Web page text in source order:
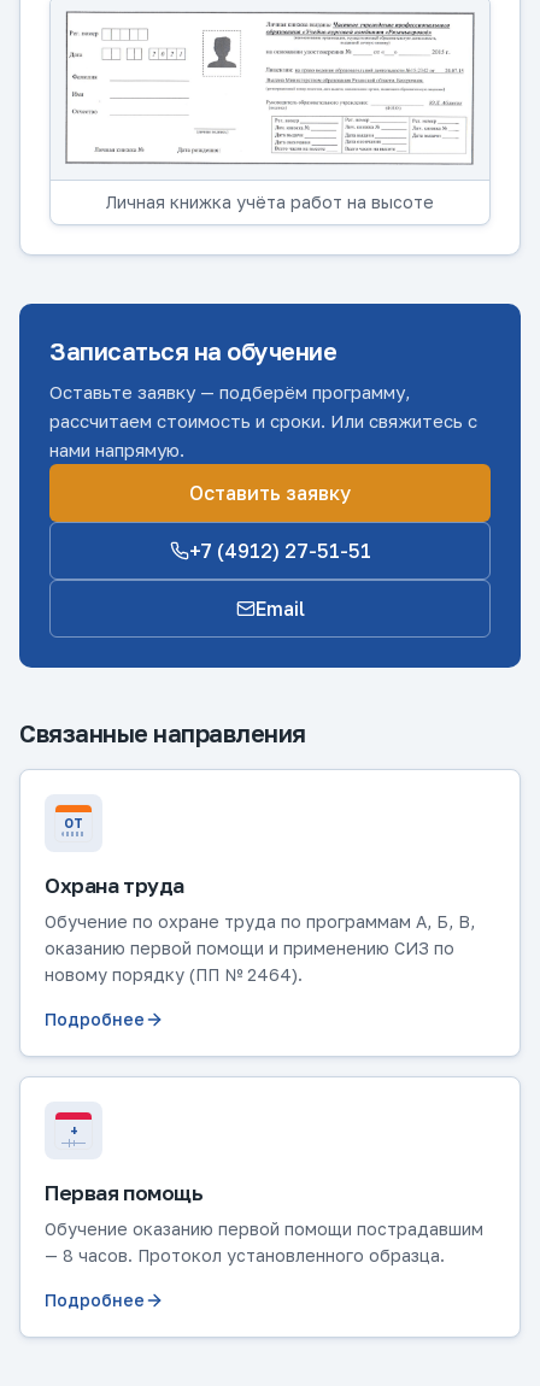
Личная книжка учёта работ на высоте
Записаться на обучение
Оставьте заявку — подберём программу,
рассчитаем стоимость и сроки. Или свяжитесь с
нами напрямую.
Оставить заявку
+7 (4912) 27-51-51
Email
Связанные направления
ОТ
Охрана труда
Обучение по охране труда по программам А, Б, В,
оказанию первой помощи и применению СИЗ по
новому порядку (ПП № 2464).
Подробнее
+
Первая помощь
Обучение оказанию первой помощи пострадавшим
— 8 часов. Протокол установленного образца.
Подробнее